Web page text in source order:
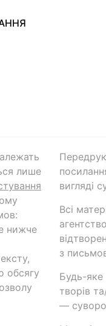
лише
нижче
обсягу
вигляді
Всі
з
Будь-яке
творів
— суворо